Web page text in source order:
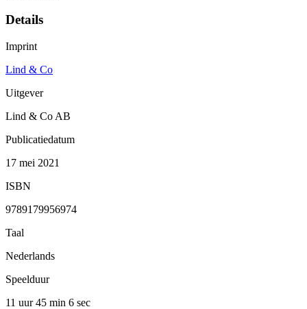
Details
Imprint
Lind & Co
Uitgever
Lind & Co AB
Publicatiedatum
17 mei 2021
ISBN
9789179956974
Taal
Nederlands
Speelduur
11 uur 45 min 6 sec